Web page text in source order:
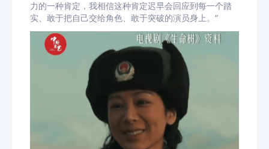
力的一种肯定，我相信这种肯定迟早会回应到每一个踏
实、敢于把自己交给角色、敢于突破的演员身上。”